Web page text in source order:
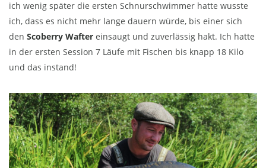
ich wenig später die ersten Schnurschwimmer hatte wusste
ich, dass es nicht mehr lange dauern würde, bis einer sich
den Scoberry Wafter einsaugt und zuverlässig hakt. Ich hatte
in der ersten Session 7 Läufe mit Fischen bis knapp 18 Kilo
und das instand!